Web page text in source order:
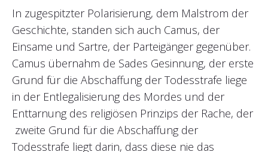
In zugespitzter Polarisierung, dem Malstrom der
Geschichte, standen sich auch Camus, der
Einsame und Sartre, der Parteigänger gegenüber.
Camus übernahm de Sades Gesinnung, der erste
Grund für die Abschaffung der Todesstrafe liege
in der Entlegalisierung des Mordes und der
Enttarnung des religiösen Prinzips der Rache, der
zweite Grund für die Abschaffung der
Todesstrafe liegt darin, dass diese nie das